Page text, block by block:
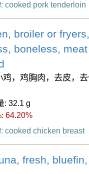
cooked pork tenderloin
broiler or
boneless,
，鸡胸肉，去皮，去
: 32.1 g
64.20%
cooked chicken breast
fresh,